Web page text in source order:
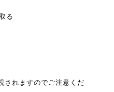
る
されますのでご注意くだ